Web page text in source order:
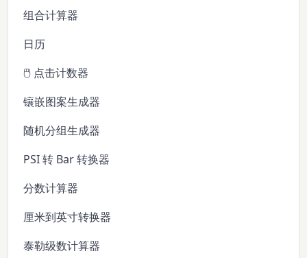
组合计算器
日历
🖱️ 点击计数器
镶嵌图案生成器
随机分组生成器
PSI 转 Bar 转换器
分数计算器
厘米到英寸转换器
泰勒级数计算器